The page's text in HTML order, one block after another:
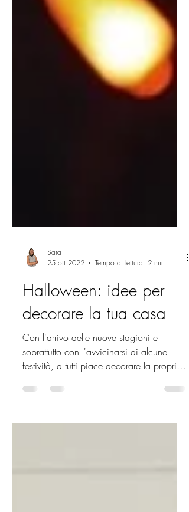
Sara
25 ott 2022
Tempo di lettura: 2 min
Halloween: idee per
decorare la tua casa
Con l'arrivo delle nuove stagioni e
casa a tema. Dal...